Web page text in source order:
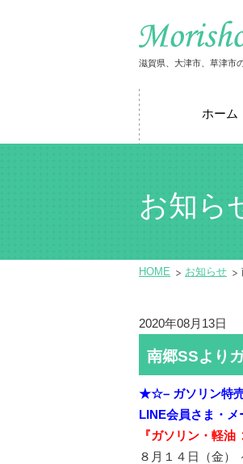
滋賀県、大津市、草津市
ホーム
お知ら
HOME お知らせ
2020年08月13日
南郷SSより
★☆– ガソリン特
LINE会員さま・
『ガソリン・軽油
８月１４日（金）